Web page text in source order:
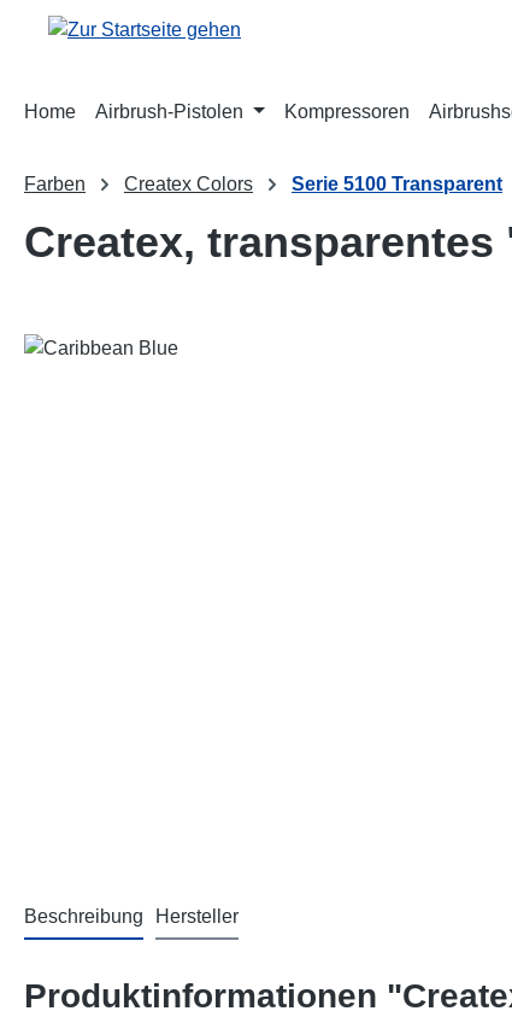
Hauptinhalt springen
Zur Suche springen
Zur Hauptnavigation springen
Home Airbrush-Pistolen Kompressoren
Farben Createx Colors Serie 5100 Transparent
Createx,
Bildergalerie überspringen
Beschreibung Hersteller
Produktinformationen